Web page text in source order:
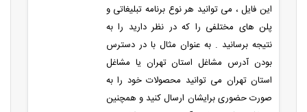
این فایل ، می توانید هر نوع برنامه تبلیغاتی و
پلن های مختلفی را که در نظر دارید را به
نتیجه برسانید . به عنوان مثال با در دسترس
بودن آدرس مشاغل استان تهران یا مشاغل
استان تهران می توانید محصولات خود را به
صورت حضوری برایشان ارسال کنید و همچنین